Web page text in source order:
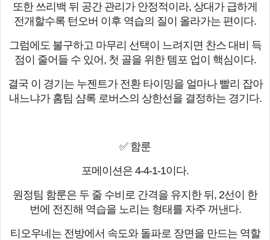
또한 쓰리백 뒤 공간 관리가 안정적이라, 상대가 급하게
전개할수록 턴오버 이후 역습의 질이 올라가는 편이다.
그럼에도 불구하고 마무리 선택이 느려지면 찬스 대비 득
점이 줄어들 수 있어, 첫 골을 위한 템포 업이 핵심이다.
결국 이 경기는 누젠트가 전환 타이밍을 얼마나 빨리 잡아
내느냐가 홈팀 샴록 로버스의 상한선을 결정하는 경기다.
✅ 함룬
포메이션은 4-4-1-1이다.
원정팀 함룬은 두 줄 수비로 간격을 유지한 뒤, 2선이 한
번에 전진해 역습을 노리는 형태를 자주 꺼낸다.
티오우네는 전방에서 속도와 돌파로 장면을 만드는 역할